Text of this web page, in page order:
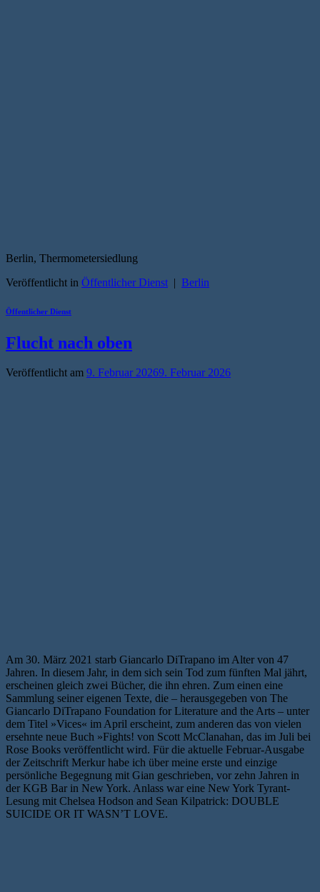
Berlin, Thermometersiedlung
Veröffentlicht in Öffentlicher Dienst | Berlin
Öffentlicher Dienst
Flucht nach oben
Veröffentlicht am 9. Februar 20269. Februar 2026
Am 30. März 2021 starb Giancarlo DiTrapano im Alter von 47
Jahren. In diesem Jahr, in dem sich sein Tod zum fünften Mal jährt,
erscheinen gleich zwei Bücher, die ihn ehren. Zum einen eine
Sammlung seiner eigenen Texte, die – herausgegeben von The
Giancarlo DiTrapano Foundation for Literature and the Arts – unter
dem Titel »Vices« im April erscheint, zum anderen das von vielen
ersehnte neue Buch »Fights! von Scott McClanahan, das im Juli bei
Rose Books veröffentlicht wird. Für die aktuelle Februar-Ausgabe
der Zeitschrift Merkur habe ich über meine erste und einzige
persönliche Begegnung mit Gian geschrieben, vor zehn Jahren in
der KGB Bar in New York. Anlass war eine New York Tyrant-
Lesung mit Chelsea Hodson and Sean Kilpatrick: DOUBLE
SUICIDE OR IT WASN’T LOVE.